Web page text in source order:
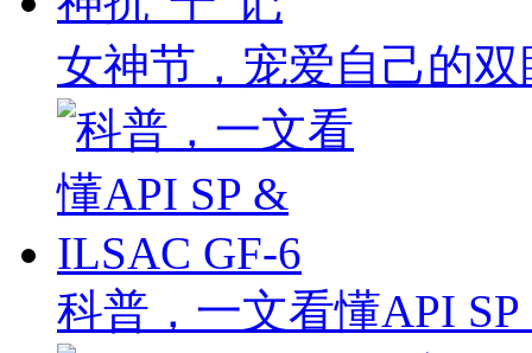
女神节，宠爱自己的
科普，一文看懂API